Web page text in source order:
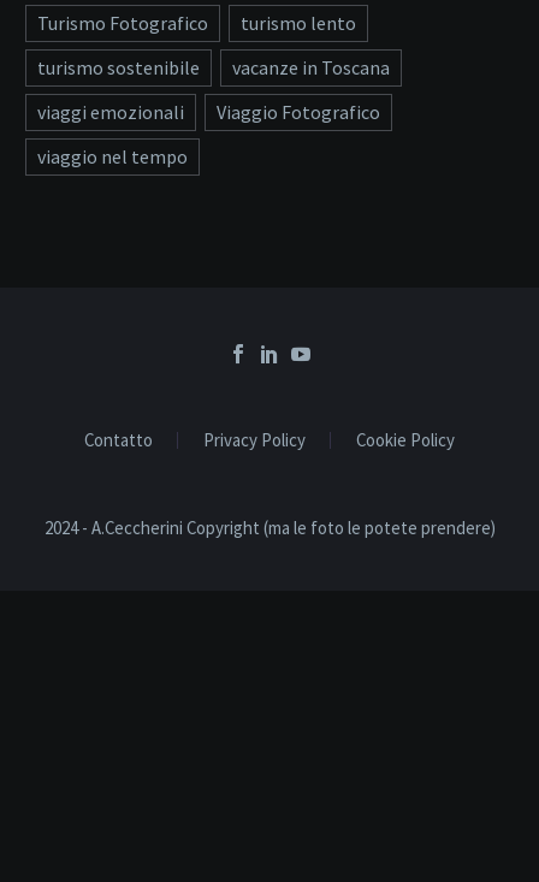
Turismo Fotografico
turismo lento
turismo sostenibile
vacanze in Toscana
viaggi emozionali
Viaggio Fotografico
viaggio nel tempo
Contatto Privacy Policy Cookie Policy
2024 - A.Ceccherini Copyright (ma le foto le potete prendere)